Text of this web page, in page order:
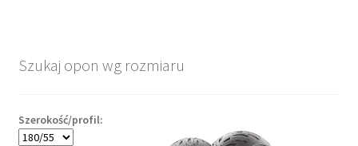
Szukaj opon wg rozmiaru
Szerokość/profil: